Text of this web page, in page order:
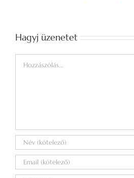
Hagyj üzenetet
Hozzászólás